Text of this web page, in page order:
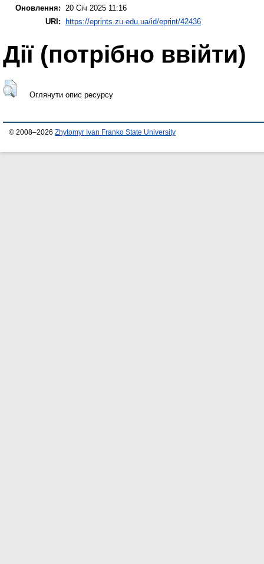
Оновлення: 20 Січ 2025 11:16
URI:
https://eprints.zu.edu.ua/id/eprint/42436
Дії ​​(потрібно ввійти)
Оглянути опис ресурсу
© 2008–2026 Zhytomyr Ivan Franko State University